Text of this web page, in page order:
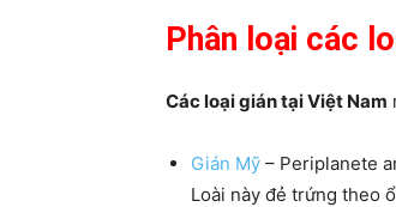
Phân loại các
Các loại gián tại Việt Nam
Gián Mỹ – Periplanete
Loài này đẻ trứng theo